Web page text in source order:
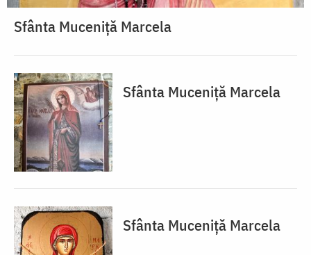
Sfânta Muceniță Marcela
Sfânta Muceniță Marcela
Sfânta Muceniță Marcela